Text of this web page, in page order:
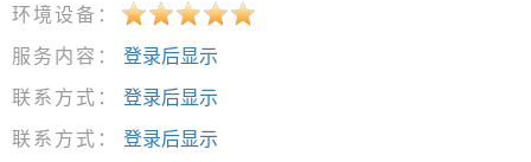
环境设备：
服务内容：
登录后显示
联系方式：
登录后显示
联系方式：
登录后显示